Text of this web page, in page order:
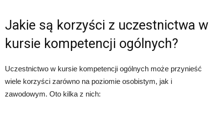
Jakie są korzyści z uczestnictwa w
kursie kompetencji ogólnych?
Uczestnictwo w kursie kompetencji ogólnych może przynieść
wiele korzyści zarówno na poziomie osobistym, jak i
zawodowym. Oto kilka z nich: